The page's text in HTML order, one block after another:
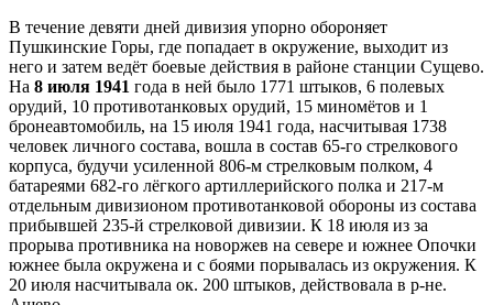
В течение девяти дней дивизия упорно обороняет
Пушкинские Горы, где попадает в окружение, выходит из
него и затем ведёт боевые действия в районе станции Сущево.
На 8 июля 1941 года в ней было 1771 штыков, 6 полевых
орудий, 10 противотанковых орудий, 15 миномётов и 1
бронеавтомобиль, на 15 июля 1941 года, насчитывая 1738
человек личного состава, вошла в состав 65-го стрелкового
корпуса, будучи усиленной 806-м стрелковым полком, 4
батареями 682-го лёгкого артиллерийского полка и 217-м
отдельным дивизионом противотанковой обороны из состава
прибывшей 235-й стрелковой дивизии. К 18 июля из за
прорыва противника на новоржев на севере и южнее Опочки
южнее была окружена и с боями порывалась из окружения. К
20 июля насчитывала ок. 200 штыков, действовала в р-не.